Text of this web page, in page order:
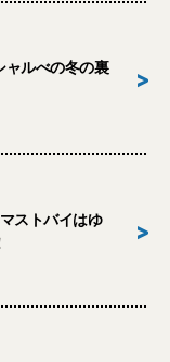
ャルべの冬の裏
>
ストバイはゆ
>